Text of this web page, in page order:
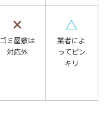
×
ゴミ屋敷は
対応外
△
業者によ
ってピン
キリ